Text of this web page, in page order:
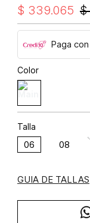
$
$ 339.065
Paga con
Color
Talla
06 08
GUIA DE TALLAS